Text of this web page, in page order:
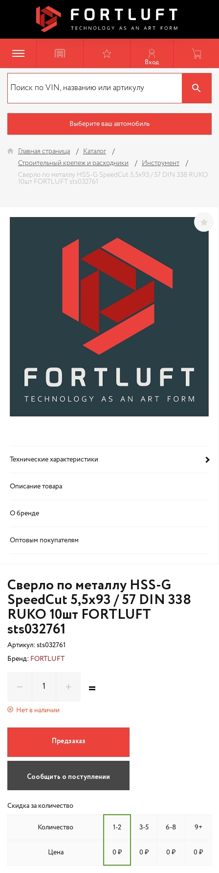
Вход
Выберите ваш автомобиль
Главная страница
Каталог
Строительный крепеж и расходники
Инструмент
Сверло по металлу HSS-G SpeedCut 5,5х93 / 57 DIN 338 RUKO
10шт FORTLUFT sts032761
Технические характеристики
Описание товара
О бренде
Оптовым покупателям
Сверло по металлу HSS-G
SpeedCut 5,5х93 / 57 DIN 338
RUKO 10шт FORTLUFT
sts032761
Артикул: sts032761
Бренд: FORTLUFT
Нет в наличии
=
Предзаказ
Сообщить о поступлении
Скидка за количество
Количество 1-2 3-5 6-8 9+
Цена 0 ₽ 0 ₽ 0 ₽ 0 ₽